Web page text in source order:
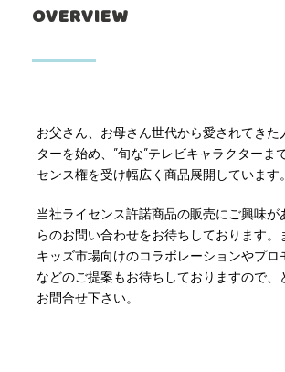
OVERVIEW
お父さん、お母さん世代から愛されてきた
ターを始め、”旬な”テレビキャラクターま
センス権を受け幅広く商品展開しています。
当社ライセンス許諾商品の販売にご興味が
らのお問い合わせをお待ちしております。
キッズ市場向けのコラボレーションやプロ
などのご提案もお待ちしておりますので、
お問合せ下さい。